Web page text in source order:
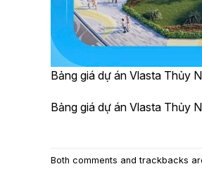
Bảng giá dự án Vlasta Thủy
Bảng giá dự án Vlasta Thủy
Both comments and trackbacks